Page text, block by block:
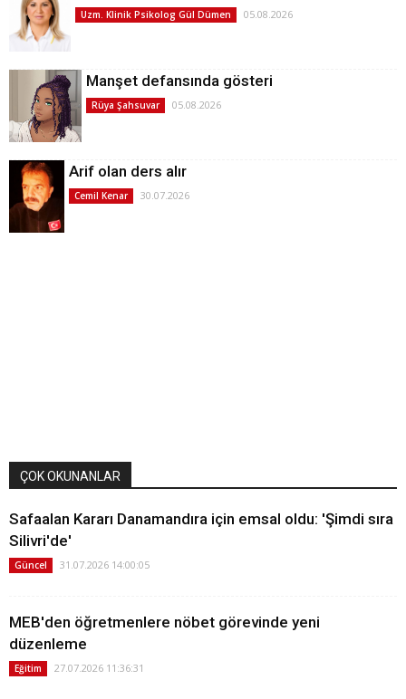
Uzm. Klinik Psikolog Gül Dümen 05.08.2026
Manşet defansında gösteri
Rüya Şahsuvar 05.08.2026
Arif olan ders alır
Cemil Kenar 30.07.2026
ÇOK OKUNANLAR
Safaalan Kararı Danamandıra için emsal oldu: 'Şimdi sıra
Silivri'de'
Güncel 31.07.2026 14:00:05
MEB'den öğretmenlere nöbet görevinde yeni
düzenleme
Eğitim 27.07.2026 11:36:31